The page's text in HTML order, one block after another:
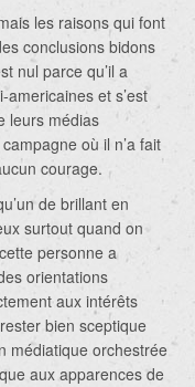
les raisons qui font
conclusions bidons
nul parce qu’il a
et s’est
leurs médias
où il n’a fait
courage.
de brillant en
surtout quand on
personne a
orientations
aux intérêts
bien sceptique
médiatique orchestrée
aux apparences de